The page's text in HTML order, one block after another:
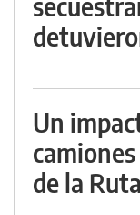
Un
de la